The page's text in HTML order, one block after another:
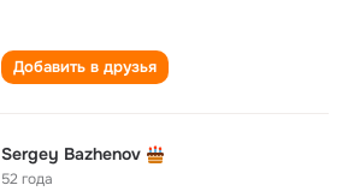
Добавить в друзья
Sergey Bazhenov
52 года